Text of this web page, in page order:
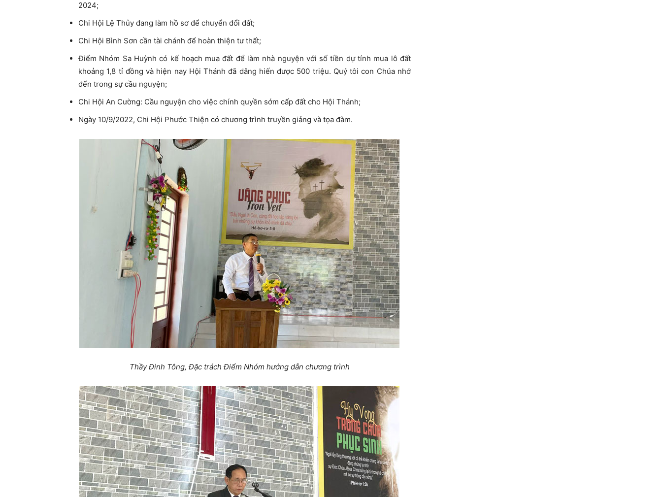
2024;
Chi Hội Lệ Thủy đang làm hồ sơ để chuyển đổi đất;
Chi Hội Bình Sơn cần tài chánh để hoàn thiện tư thất;
Điểm Nhóm Sa Huỳnh có kế hoạch mua đất để làm nhà nguyện với số tiền dự tính mua lô đất
khoảng 1,8 tỉ đồng và hiện nay Hội Thánh đã dâng hiến được 500 triệu. Quý tôi con Chúa nhớ
đến trong sự cầu nguyện;
Chi Hội An Cường: Cầu nguyện cho việc chính quyền sớm cấp đất cho Hội Thánh;
Ngày 10/9/2022, Chi Hội Phước Thiện có chương trình truyền giảng và tọa đàm.
Thầy Đinh Tông, Đặc trách Điểm Nhóm hướng dẫn chương trình